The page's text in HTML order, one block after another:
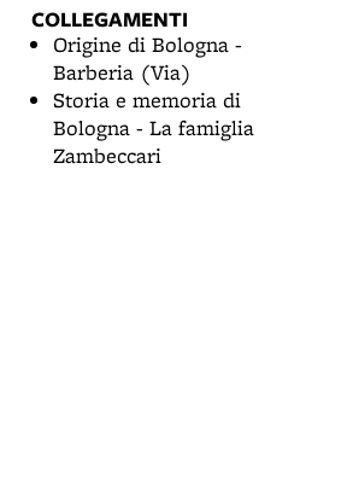
COLLEGAMENTI
Origine di Bologna -
Barberia (Via)
Storia e memoria di
Bologna - La famiglia
Zambeccari